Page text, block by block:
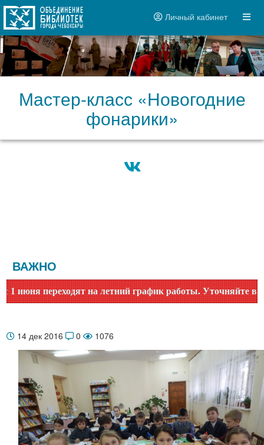
Личный кабинет
Мастер-класс «Новогодние
фонарики»
ВАЖНО
переходят на летний график работы. Уточняйте
14 дек 2016 0 1076